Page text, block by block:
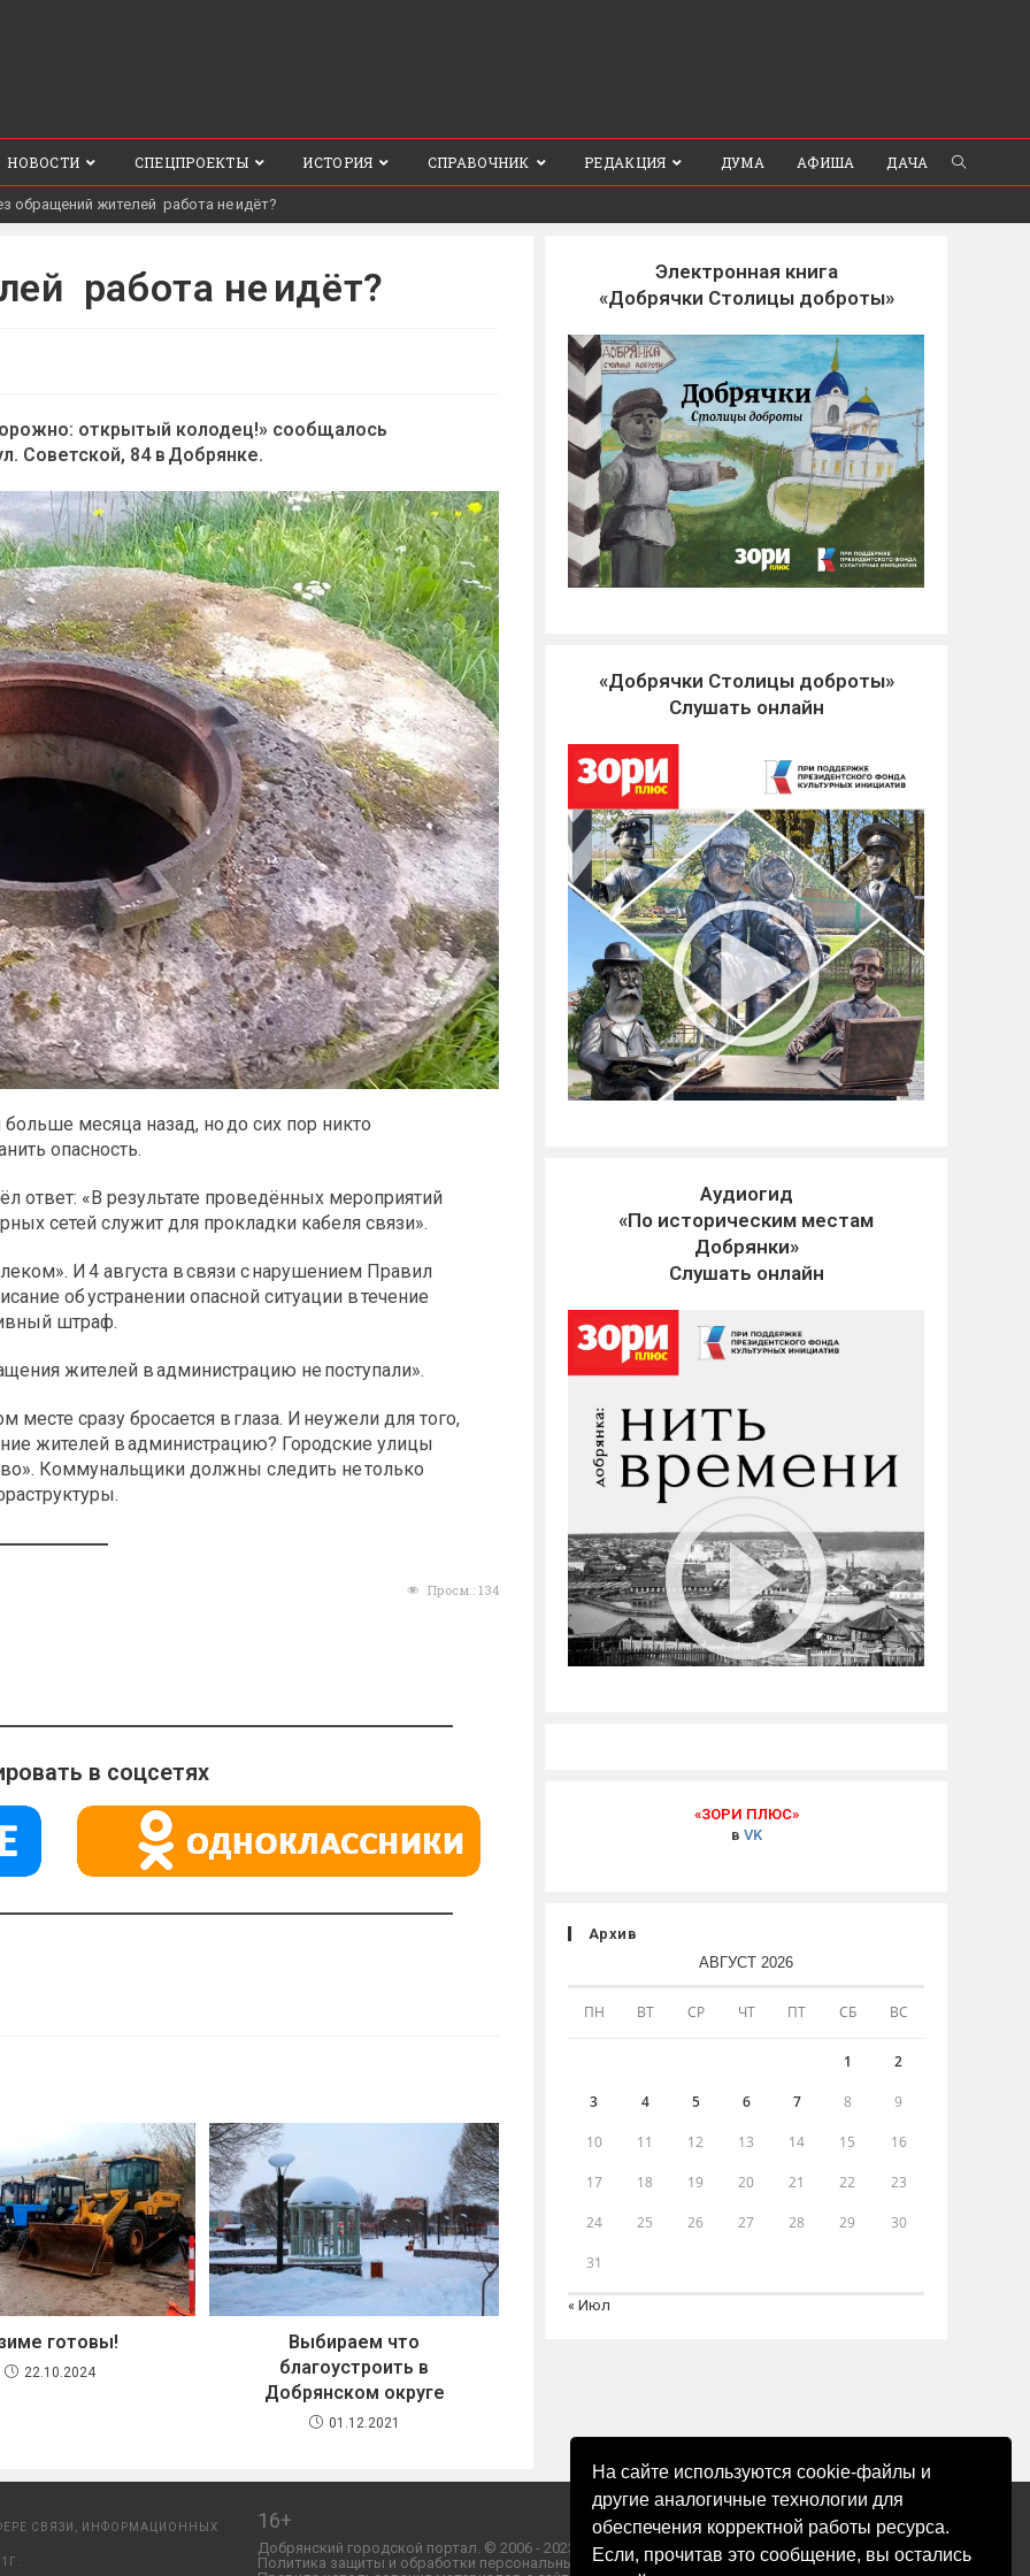
На сайте используются cookie-файлы и
другие аналогичные технологии для
обеспечения корректной работы ресурса.
Если, прочитав это сообщение, вы остались
НОВОСТИ СПЕЦПРОЕКТЫ ИСТОРИЯ СПРАВОЧНИК РЕДАКЦИЯ ДУМА АФИША ДАЧА
обращений жителей работа не идёт?
работа не идёт?
открытый колодец!» сообщалось
Советской, 84 в Добрянке.
месяца назад, но до сих пор никто
опасность.
ответ: «В результате проведённых мероприятий
сетей служит для прокладки кабеля связи».
И 4 августа в связи с нарушением Правил
об устранении опасной ситуации в течение
штраф.
жителей в администрацию не поступали».
сразу бросается в глаза. И неужели для того,
жителей в администрацию? Городские улицы
Коммунальщики должны следить не только
Просм.: 134
в соцсетях
готовы!
22.10.2024
Выбираем что
благоустроить в
Добрянском округе
01.12.2021
Электронная книга
«Добрячки Столицы доброты»
«Добрячки Столицы доброты»
Слушать онлайн
Аудиогид
«По историческим местам
Добрянки»
Слушать онлайн
«ЗОРИ ПЛЮС»
в VK
Архив
АВГУСТ 2026
ПН ВТ СР ЧТ ПТ СБ ВС
1 2
3 4 5 6 7 8 9
10 11 12 13 14 15 16
17 18 19 20 21 22 23
24 25 26 27 28 29 30
31
« Июл
СВЯЗИ, ИНФОРМАЦИОННЫХ
16+
Добрянский городской портал. © 2006 - 2023 ООО «Пресса-Том».
Политика защиты и обработки персональных данных ООО «Пресса-Том».